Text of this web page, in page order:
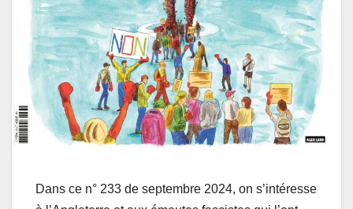
Dans ce n° 233 de septembre 2024, on s’intéresse